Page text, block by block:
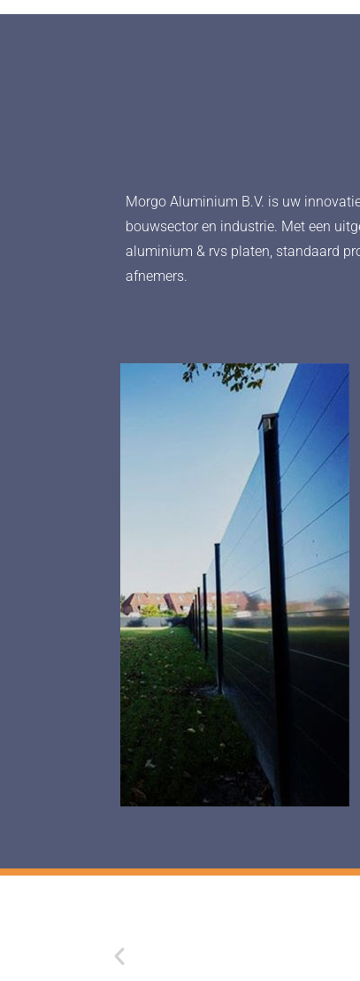
Morgo Aluminium B.V. is uw
bouwsector en industrie. Met een
aluminium & rvs platen, standaard
afnemers.
Met een moderne
aluminium schutting
geniet u jarenlang
duurzaam van tuinplezier
met maximale privacy.